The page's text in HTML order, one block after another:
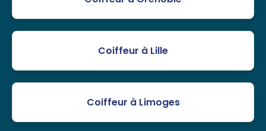
Coiffeur à Lille
Coiffeur à Limoges